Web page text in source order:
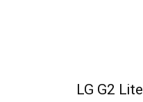
LG G2